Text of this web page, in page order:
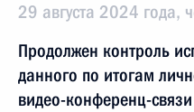
29 августа 2024 года,
Продолжен контроль
данного по итогам
видео-конференц-